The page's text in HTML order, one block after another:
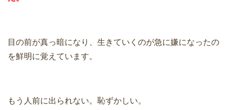
目の前が真っ暗になり、生きていくのが急に嫌になったの
を鮮明に覚えています。
もう人前に出られない。恥ずかしい。